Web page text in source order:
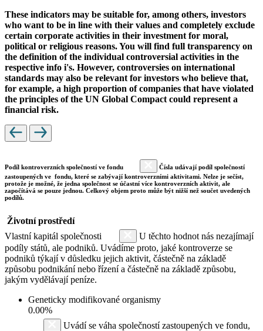
These indicators may be suitable for, among others, investors
who want to be in line with their values and completely exclude
certain corporate activities in their investment for moral,
political or religious reasons. You will find full transparency on
the definition of the individual controversial activities in the
respective info i's. However, controversies on international
standards may also be relevant for investors who believe that,
for example, a high proportion of companies that have violated
the principles of the UN Global Compact could represent a
financial risk.
Podíl kontroverzních společností ve fondu
Čísla udávají podíl společností
zastoupených ve fondu, které se zabývají kontroverzními aktivitami. Nelze je sečíst,
protože je možné, že jedna společnost se účastní více kontroverzních aktivit, ale
započítává se pouze jednou. Celkový objem proto může být nižší než součet uvedených
podílů.
Životní prostředí
Vlastní kapitál společnosti
U těchto hodnot nás nezajímají
podíly států, ale podniků. Uvádíme proto, jaké kontroverze se
podniků týkají v důsledku jejich aktivit, částečně na základě
způsobu podnikání nebo řízení a částečně na základě způsobu,
jakým vydělávají peníze.
Geneticky modifikované organismy
0.00%
Uvádí se váha společností zastoupených ve fondu,